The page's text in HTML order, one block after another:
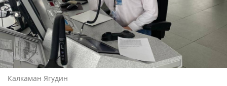
Калкаман Ягудин